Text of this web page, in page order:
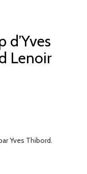
Lenoir
Yves Thibord.